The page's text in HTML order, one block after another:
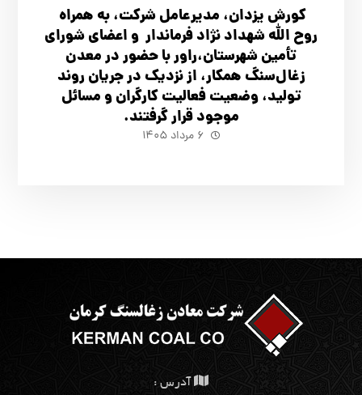
کورش یزدان، مدیرعامل شرکت، به همراه
روح الله شهداد نژاد فرماندار و اعضای شورای
تأ‌مین شهرستان،راور با حضور در معدن
زغال‌سنگ همکار، از نزدیک در جریان روند
تولید، وضعیت فعالیت کارگران و مسائل
موجود قرار گرفتند.
۶ مرداد ۱۴۰۵
آدرس :